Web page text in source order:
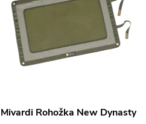
Mivardi Rohožka New Dynasty